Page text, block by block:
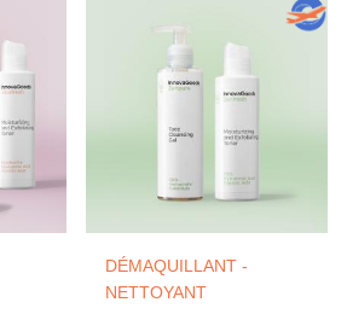
DÉMAQUILLANT -
NETTOYANT